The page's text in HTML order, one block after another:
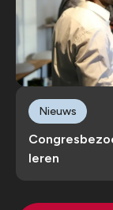
leren
Nieuws